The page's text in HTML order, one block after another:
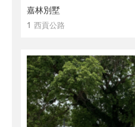
嘉林別墅
1 西貢公路